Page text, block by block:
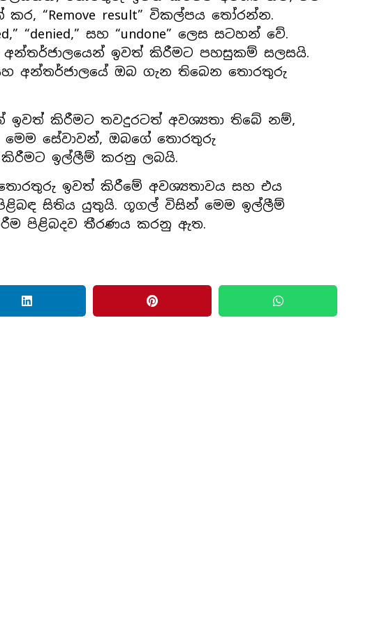
“Remove result” විකල්පය තෝරන්න.
“denied,” සහ “undone” ලෙස සටහන් වේ.
ඉවත් කිරීමට පහසුකම් සලසයි.
අන්තර්ජාලයේ ඔබ ගැන තිබෙන තොරතුරු
කිරීමට තවදුරටත් අවශ්‍යතා තිබේ නම්,
මෙම සේවාවන්, ඔබගේ තොරතුරු
ඉල්ලීම් කරනු ලබයි.
ඉවත් කිරීමේ අවශ්‍යතාවය සහ එය
සිතිය යුතුයි. ගූගල් විසින් මෙම ඉල්ලීම්
පිළිබදව තීරණය කරනු ඇත.